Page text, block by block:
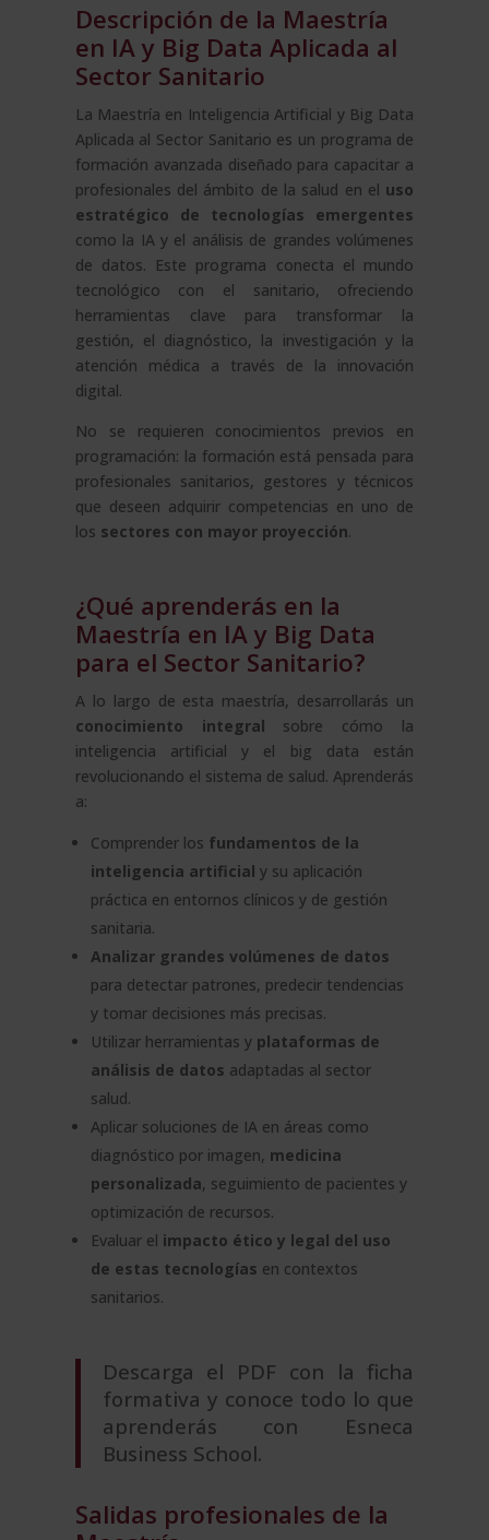
Descripción de la Maestría
en IA y Big Data Aplicada al
Sector Sanitario
La Maestría en Inteligencia Artificial y Big Data
Aplicada al Sector Sanitario es un programa de
formación avanzada diseñado para capacitar a
profesionales del ámbito de la salud en el uso
estratégico de tecnologías emergentes
como la IA y el análisis de grandes volúmenes
de datos. Este programa conecta el mundo
tecnológico con el sanitario, ofreciendo
herramientas clave para transformar la
gestión, el diagnóstico, la investigación y la
atención médica a través de la innovación
digital.
No se requieren conocimientos previos en
programación: la formación está pensada para
profesionales sanitarios, gestores y técnicos
que deseen adquirir competencias en uno de
los sectores con mayor proyección.
¿Qué aprenderás en la
Maestría en IA y Big Data
para el Sector Sanitario?
A lo largo de esta maestría, desarrollarás un
conocimiento integral sobre cómo la
inteligencia artificial y el big data están
revolucionando el sistema de salud. Aprenderás
a:
Comprender los fundamentos de la
inteligencia artificial y su aplicación
práctica en entornos clínicos y de gestión
sanitaria.
Analizar grandes volúmenes de datos
para detectar patrones, predecir tendencias
y tomar decisiones más precisas.
Utilizar herramientas y plataformas de
análisis de datos adaptadas al sector
salud.
Aplicar soluciones de IA en áreas como
diagnóstico por imagen, medicina
personalizada, seguimiento de pacientes y
optimización de recursos.
Evaluar el impacto ético y legal del uso
de estas tecnologías en contextos
sanitarios.
Descarga el PDF con la ficha
formativa y conoce todo lo que
aprenderás con Esneca
Business School.
Salidas profesionales de la